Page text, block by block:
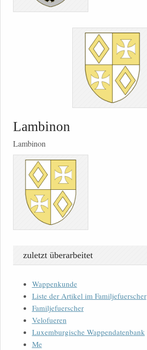
Lambinon
Lambinon
zuletzt überarbeitet
Wappenkunde
Liste der Artikel im Familjefuerscher
Familjefuerscher
Velofueren
Luxemburgische Wappendatenbank
Me